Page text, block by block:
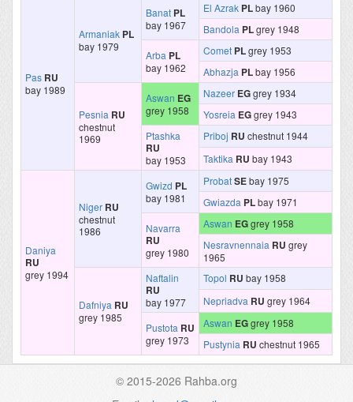
Pas RU
bay 1989
Armaniak PL
bay 1979
Banat PL
bay 1967
El Azrak PLbay 1960
Bandola PLgrey 1948
Arba PL
bay 1962
Comet PLgrey 1953
Abhazja PLbay 1956
Pesnia RU
chestnut
1969
Aswan EG
grey 1958
Nazeer EGgrey 1934
Yosreia EGgrey 1943
Ptashka
RU
bay 1953
Priboj RU chestnut 1944
Taktika RU bay 1943
Daniya
RU
grey 1994
Niger RU
chestnut
1986
Gwizd PL
bay 1981
ProbatSEbay 1975
Gwiazda PLbay 1971
Navarra
RU
grey 1980
Aswan EGgrey 1958
Nesravnennaia RU grey
1965
Dafniya RU
grey 1985
Naftalin
RU
bay 1977
Topol RU bay 1958
Nepriadva RU grey 1964
Pustota RU
grey 1973
Aswan EGgrey 1958
Pustynia RU chestnut 1965
© 2015-2026 Rahba.org